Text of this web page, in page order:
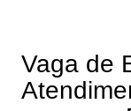
Vaga de